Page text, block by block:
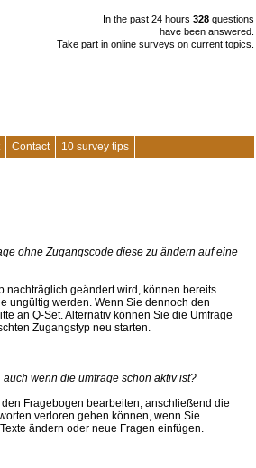
In the past 24 hours 328 questions
have been answered.
Take part in online surveys on current topics.
Contact 10 survey tips
ohne Zugangscode diese zu ändern auf eine
nachträglich geändert wird, können bereits
ungültig werden. Wenn Sie dennoch den
an Q-Set. Alternativ können Sie die Umfrage
Zugangstyp neu starten.
wenn die umfrage schon aktiv ist?
Fragebogen bearbeiten, anschließend die
verloren gehen können, wenn Sie
ändern oder neue Fragen einfügen.